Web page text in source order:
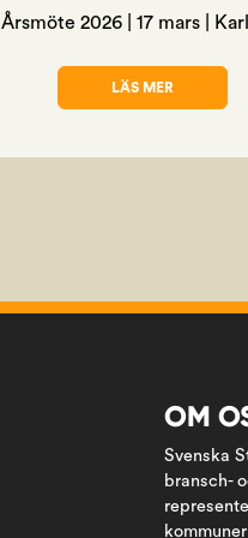
Årsmöte 2026 | 17 mars |
LÄS MER
OM NÄSTA
OM
Svenska
bransch-